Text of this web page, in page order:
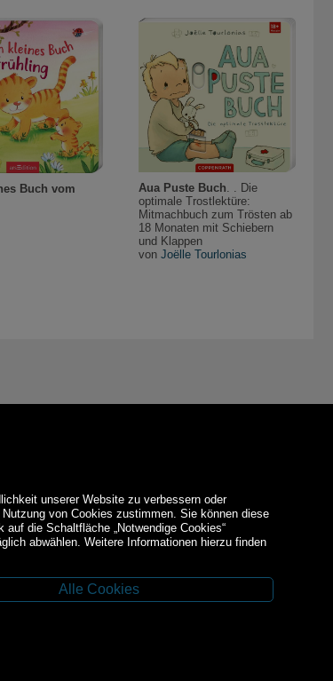
Buch vom
Aua Puste Buch. . Die
optimale Trostlektüre:
Mitmachbuch zum Trösten ab
18 Monaten mit Schiebern
und Klappen
vonJoëlle Tourlonias
Facebook
unserer Website zu verbessern oder
von Cookies zustimmen. Sie können diese
die Schaltfläche „Notwendige Cookies“
abwählen. Weitere Informationen hierzu finden
Alle Cookies